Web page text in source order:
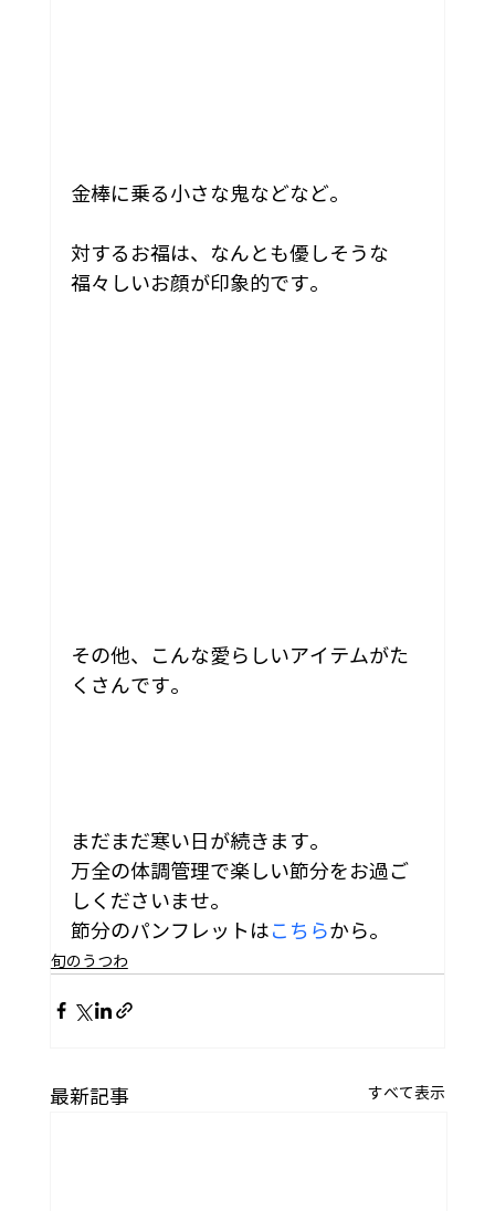
金棒に乗る小さな鬼などなど。
対するお福は、なんとも優しそうな
福々しいお顔が印象的です。
その他、こんな愛らしいアイテムがた
くさんです。
まだまだ寒い日が続きます。
万全の体調管理で楽しい節分をお過ご
しくださいませ。
節分のパンフレットは こちらから。
旬のうつわ
最新記事 すべて表示